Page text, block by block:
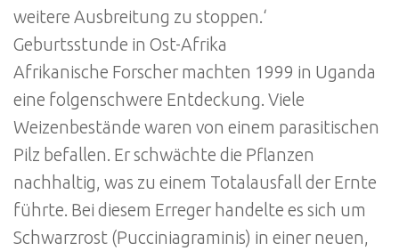
weitere Ausbreitung zu stoppen.‘
Geburtsstunde in Ost-Afrika
Afrikanische Forscher machten 1999 in Uganda
eine folgenschwere Entdeckung. Viele
Weizenbestände waren von einem parasitischen
Pilz befallen. Er schwächte die Pflanzen
nachhaltig, was zu einem Totalausfall der Ernte
führte. Bei diesem Erreger handelte es sich um
Schwarzrost (Pucciniagraminis) in einer neuen,